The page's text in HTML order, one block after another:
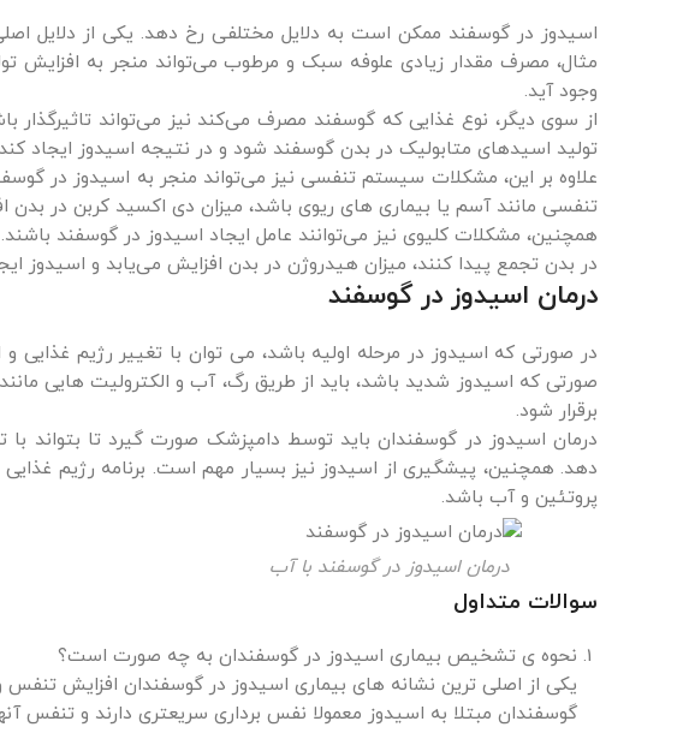
اسیدوز در گوسفند ممکن است به دلایل مختلفی رخ دهد. یکی از دلایل
مثال، مصرف مقدار زیادی علوفه سبک و مرطوب می‌تواند منجر به افزایش
وجود آید.
از سوی دیگر، نوع غذایی که گوسفند مصرف می‌کند نیز می‌تواند تاثیرگذار
تولید اسیدهای متابولیک در بدن گوسفند شود و در نتیجه اسیدوز ایجاد
علاوه بر این، مشکلات سیستم تنفسی نیز می‌تواند منجر به اسیدوز در
تنفسی مانند آسم یا بیماری های ریوی باشد، میزان دی اکسید کربن در
همچنین، مشکلات کلیوی نیز می‌توانند عامل ایجاد اسیدوز در گوسفند
در بدن تجمع پیدا کنند، میزان هیدروژن در بدن افزایش می‌یابد و اسیدوز
درمان اسیدوز در گوسفند
در صورتی که اسیدوز در مرحله اولیه باشد، می توان با تغییر رژیم غذایی
برقرار شود.
درمان اسیدوز در گوسفندان باید توسط دامپزشک صورت گیرد تا بتواند با
دهد. همچنین، پیشگیری از اسیدوز نیز بسیار مهم است. برنامه رژیم
پروتئین و آب باشد.
درمان اسیدوز در گوسفند با آب
سوالات متداول
نحوه ی تشخیص بیماری اسیدوز در گوسفندان به چه صورت است؟
یکی از اصلی ترین نشانه های بیماری اسیدوز در گوسفندان افزایش
گوسفندان مبتلا به اسیدوز معمولا نفس برداری سریعتری دارند و تنفس